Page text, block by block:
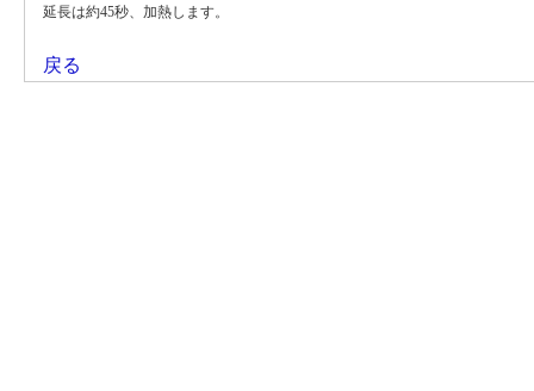
延長は約45秒、加熱します。
戻る